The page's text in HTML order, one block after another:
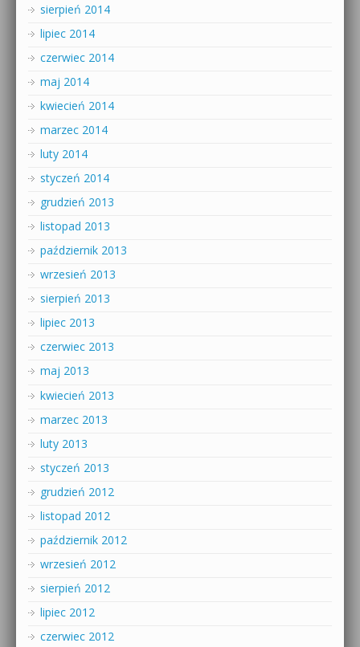
sierpień 2014
lipiec 2014
czerwiec 2014
maj 2014
kwiecień 2014
marzec 2014
luty 2014
styczeń 2014
grudzień 2013
listopad 2013
październik 2013
wrzesień 2013
sierpień 2013
lipiec 2013
czerwiec 2013
maj 2013
kwiecień 2013
marzec 2013
luty 2013
styczeń 2013
grudzień 2012
listopad 2012
październik 2012
wrzesień 2012
sierpień 2012
lipiec 2012
czerwiec 2012